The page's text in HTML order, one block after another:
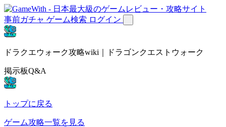
事前ガチャ ゲーム検索 ログイン
ドラクエウォーク攻略wiki｜ドラゴンクエストウォーク
掲示板Q&A
トップに戻る
ゲーム攻略一覧を見る